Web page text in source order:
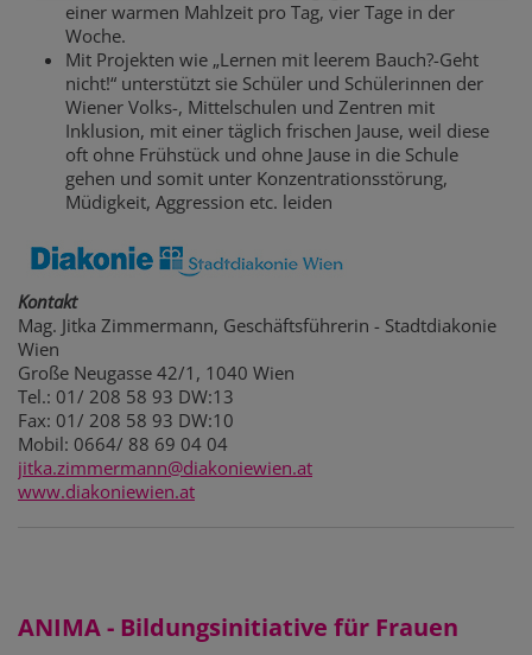
einer warmen Mahlzeit pro Tag, vier Tage in der
Woche.
Mit Projekten wie „Lernen mit leerem Bauch?-Geht
nicht!“ unterstützt sie Schüler und Schülerinnen der
Wiener Volks-, Mittelschulen und Zentren mit
Inklusion, mit einer täglich frischen Jause, weil diese
oft ohne Frühstück und ohne Jause in die Schule
gehen und somit unter Konzentrationsstörung,
Müdigkeit, Aggression etc. leiden
Kontakt
Mag. Jitka Zimmermann, Geschäftsführerin - Stadtdiakonie
Wien
Große Neugasse 42/1, 1040 Wien
Tel.: 01/ 208 58 93 DW:13
Fax: 01/ 208 58 93 DW:10
Mobil: 0664/ 88 69 04 04
jitka.zimmermann@diakoniewien.at
www.diakoniewien.at
ANIMA - Bildungsinitiative für Frauen